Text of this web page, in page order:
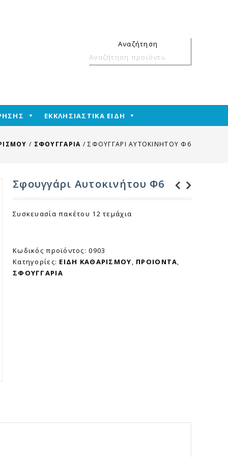
Αναζήτηση
Αναζήτηση
για:
ΕΚΚΛΗΣΙΑΣΤΙΚΑ ΕΙΔΗ
/ ΣΦΟΥΓΓΑΡΙΑ /ΣΦΟΥΓΓΆΡΙ ΑΥΤΟΚΙΝΉΤΟΥ Φ6
Σφουγγάρι Αυτοκινήτου Φ6
Συσκευασία πακέτου 12 τεμάχια
Κωδικός προϊόντος:0903
Κατηγορίες: ΕΙΔΗ ΚΑΘΑΡΙΣΜΟΥ, ΠΡΟΙΟΝΤΑ,
ΣΦΟΥΓΓΑΡΙΑ